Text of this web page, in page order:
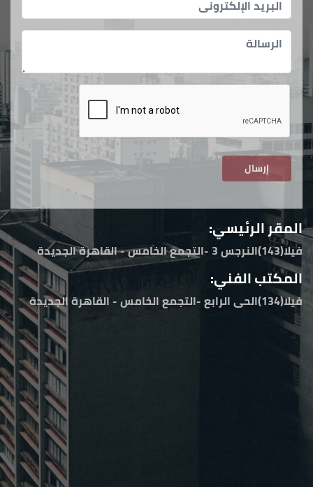
إرسال
المقر الرئيسي:
فيلا(143)النرجس 3 -التجمع الخامس - القاهرة الجديدة
المكتب الفني:
فيلا(134)الحى الرابع -التجمع الخامس - القاهرة الجديدة